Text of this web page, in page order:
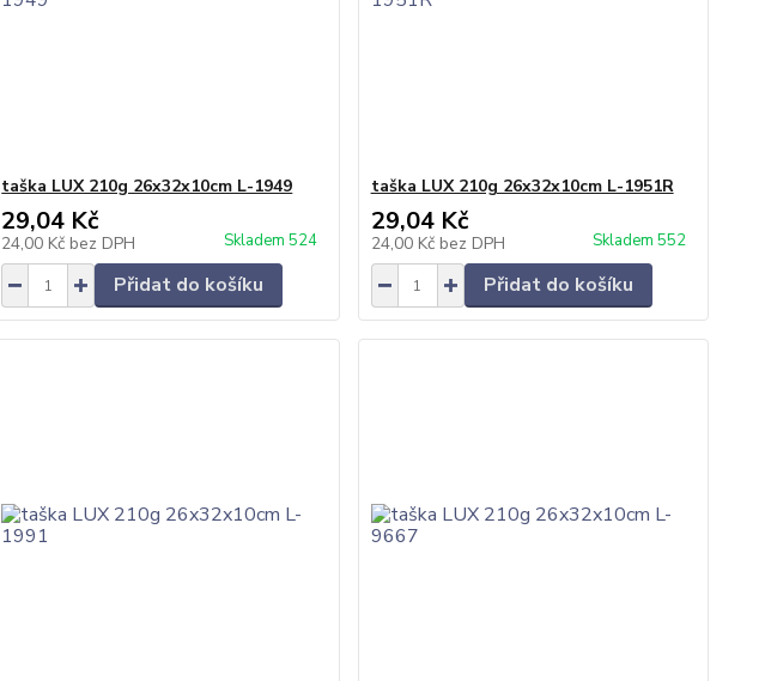
taška LUX 210g 26x32x10cm L-1949
29,04 Kč
24,00 Kč bez DPH Skladem 524
Přidat do košíku
taška LUX 210g 26x32x10cm L-1951R
29,04 Kč
24,00 Kč bez DPH Skladem 552
Přidat do košíku